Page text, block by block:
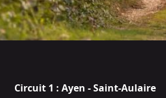
Circuit 1 : Ayen - Saint-Aulaire